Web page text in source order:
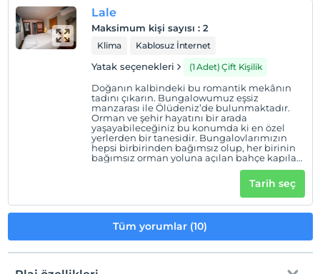
Lale
Maksimum kişi sayısı : 2
Klima Kablosuz İnternet
Yatak seçenekleri (1 Adet) Çift Kişilik
Doğanın kalbindeki bu romantik mekânın
tadını çıkarın. Bungalowumuz eşsiz
manzarası ile Ölüdeniz’de bulunmaktadır.
Orman ve şehir hayatını bir arada
yaşayabileceğiniz bu konumda ki en özel
yerlerden bir tanesidir. Bungalovlarımızın
hepsi birbirinden bağımsız olup, her birinin
bağımsız orman yoluna açılan bahçe kapıları
da mevcuttur. Doğa ile iç içe olup, sabah
kalkıp orman yürüyüşü ile Hisarönü’ne,
Ovacık’a gidebiliceğiniz tercihen yürüyerek
Ölüdenize inebiliceğiniz tam merkez
noktadadır.
Tarih seç
Tüm yorumlar (10)